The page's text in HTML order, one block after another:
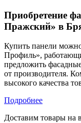
Приобретение
Пражский» в
Купить панели
Профиль»,
предложить
от производителя.
высокого качества
Подробнее
Доставим товары на